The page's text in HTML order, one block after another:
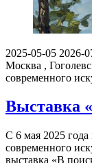
2025-05-05 2026-
Москва ,
современного
Выставка
С 6 мая 2025
современного
выставка «В